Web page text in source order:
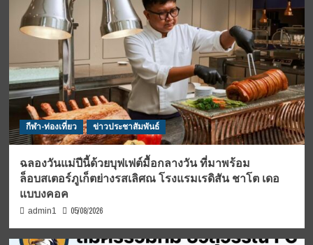
กีฬา-ท่องเที่ยว ข่าวประชาสัมพันธ์
ฉลองวันแม่ปีนี้ด้วยบุฟเฟต์มื้อกลางวัน ที่มาพร้อม
ล็อบสเตอร์ภูเก็ตย่างรสเลิศณ โรงแรมเรดิสัน ชาโต เดอ
แบบงคอค
admin1 05/08/2026